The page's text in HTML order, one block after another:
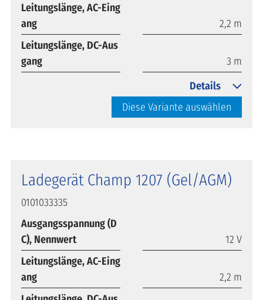
Leitungslänge, AC-Eing
ang
2,2 m
Leitungslänge, DC-Aus
gang
3 m
Diese Variante auswählen
Details
Ladegerät Champ 1207 (Gel/AGM)
0101033335
Ausgangsspannung (D
C), Nennwert
12 V
Leitungslänge, AC-Eing
ang
2,2 m